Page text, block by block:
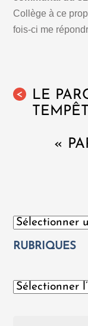
Collège à ce
fois-ci me
<
LE
«
Catégories
RUBRIQUES
Archives